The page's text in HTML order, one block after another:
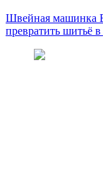
Швейная машинка
превратить шитьё в